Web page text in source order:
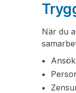
När du